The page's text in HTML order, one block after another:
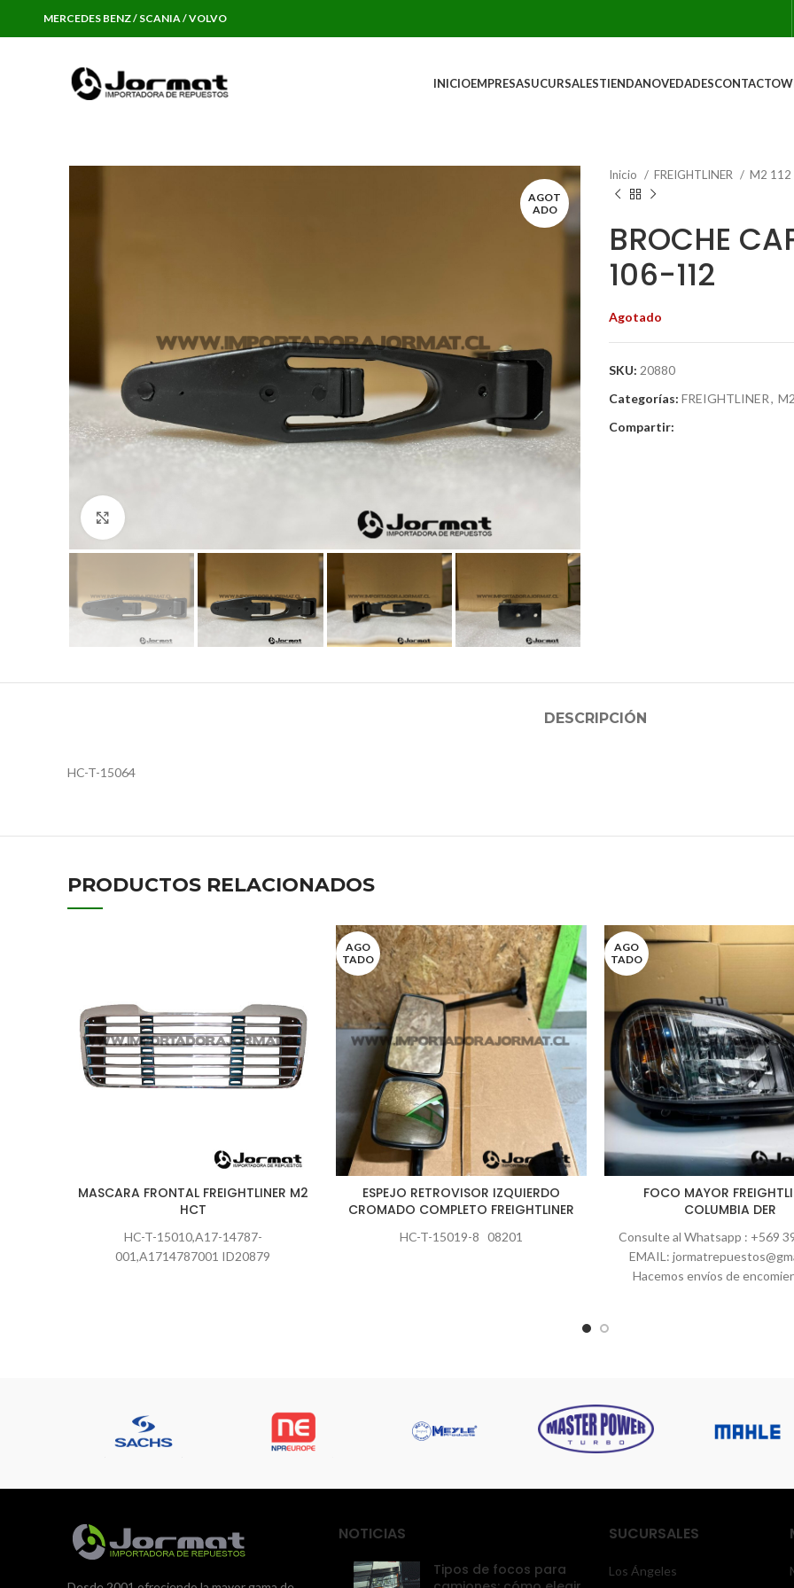
MERCEDES BENZ / SCANIA / VOLVO
INICIOEMPRESASUCURSALESTIENDANOVEDADESCONTACTO
AGOT
ADO
Inicio FREIGHTLINER M2 112
BROCHE
106-112
Agotado
SKU: 20880
Categorías: FREIGHTLINER,
Compartir:
DESCRIPCIÓN
HC-T-15064
PRODUCTOS RELACIONADOS
MASCARA FRONTAL FREIGHTLINER M2
HCT
HC-T-15010,A17-14787-
001,A1714787001 ID20879
AGO
TADO
ESPEJO RETROVISOR IZQUIERDO
CROMADO COMPLETO FREIGHTLINER
HC-T-15019-8 08201
AGO
TADO
FOCO MAYOR
COLUMBIA DER
Consulte al Whatsapp : +569
EMAIL:
Hacemos envíos de
NOTICIAS
Tipos de focos para
SUCURSALES
Los Ángeles